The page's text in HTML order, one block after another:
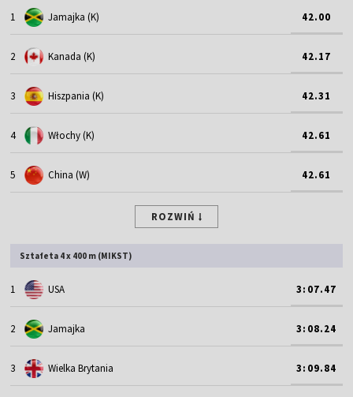
1 Jamajka (K) 42.00
2 Kanada (K) 42.17
3 Hiszpania (K) 42.31
4 Włochy (K) 42.61
5 China (W) 42.61
ROZWIŃ
Sztafeta 4 x 400 m (MIKST)
1 USA 3:07.47
2 Jamajka 3:08.24
3 Wielka Brytania 3:09.84